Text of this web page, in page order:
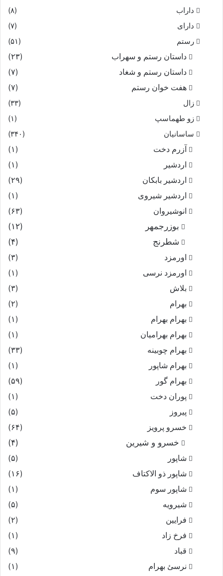
داراب
(۸)
دارای
(۷)
رستم
(۵۱)
داستان رستم و سهراب
(۲۳)
داستان رستم و شغاد
(۷)
هفت خوان رستم‏
(۷)
زال
(۳۳)
زو طهماسپ‏
(۱)
ساسانیان
(۳۴۰)
آزرم دخت
(۱)
اردشیر
(۱)
اردشیر بابکان
(۲۹)
اردشیر شیروی
(۱)
انوشیروان
(۶۳)
بوزرجمهر
(۱۲)
شطرنج
(۴)
اورمزد
(۳)
اورمزد نرسى‏
(۱)
بلاش
(۳)
بهرام
(۲)
بهرام بهرام
(۱)
بهرام بهرامیان‏
(۱)
بهرام چوبینه
(۳۳)
بهرام شاپور
(۱)
بهرام گور
(۵۹)
پوران دخت
(۱)
پیروز
(۵)
خسرو پرویز
(۶۴)
خسرو و شیرین (۴)
شاپور
(۵)
شاپور ذو الاکتاف
(۱۶)
شاپور سوم‏
(۱)
شیرویه
(۵)
فرایین
(۲)
فرخ زاد
(۱)
قباد
(۹)
نرسئ بهرام‏
(۱)